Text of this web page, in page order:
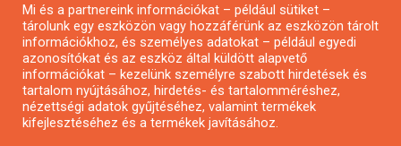
Pályázatírás civil szervezeteknek
Pályázatírás önkormányzatoknak
Pályázatfigyelés
Specifikus pályázatfigyelés vagy hírlevél
Mi és a partnereink információkat – például sütiket –
tárolunk egy eszközön vagy hozzáférünk az eszközön tárolt
információkhoz, és személyes adatokat – például egyedi
azonosítókat és az eszköz által küldött alapvető
információkat – kezelünk személyre szabott hirdetések és
tartalom nyújtásához, hirdetés- és tartalomméréshez,
nézettségi adatok gyűjtéséhez, valamint termékek
kifejlesztéséhez és a termékek javításához.